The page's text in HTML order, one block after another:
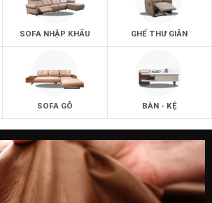
SOFA NHẬP KHẨU GHẾ THƯ GIÃN
SOFA GỖ BÀN - KỆ